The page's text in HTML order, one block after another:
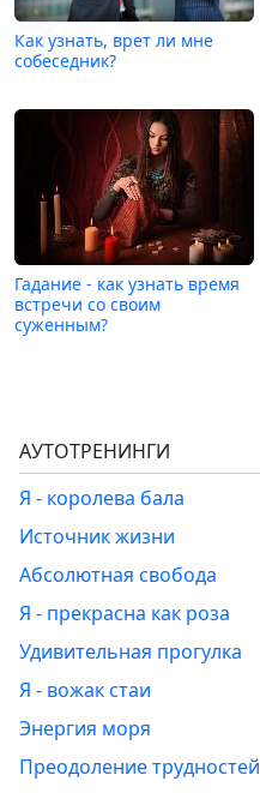
Как узнать, врет ли мне
собеседник?
Гадание - как узнать время
встречи со своим
суженным?
АУТОТРЕНИНГИ
Я - королева бала
Источник жизни
Абсолютная свобода
Я - прекрасна как роза
Удивительная прогулка
Я - вожак стаи
Энергия моря
Преодоление трудностей